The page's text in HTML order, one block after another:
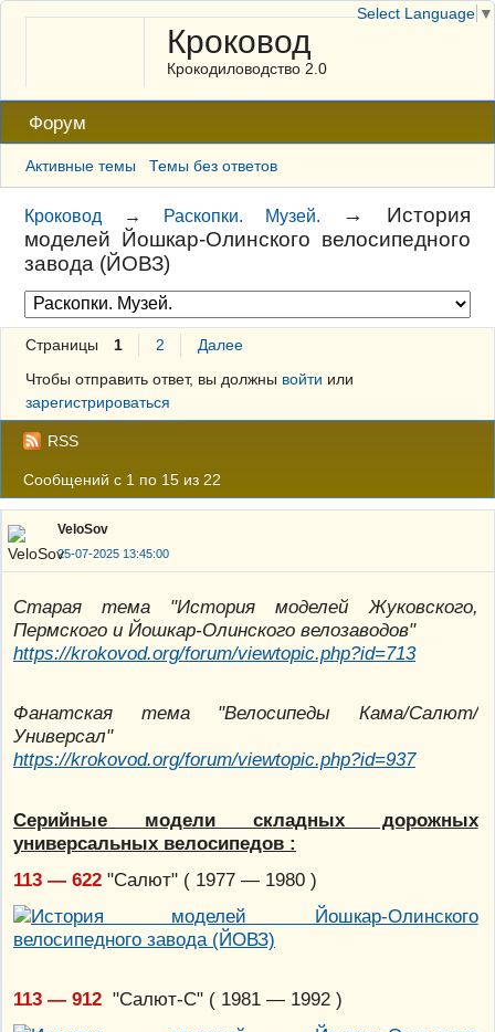
Кроковод
Крокодиловодство 2.0
Форум
Активные темы Темы без ответов
Кроковод → Раскопки. Музей. → История
моделей Йошкар-Олинского велосипедного
завода (ЙОВЗ)
Страницы 1 2
Далее
Чтобы отправить ответ, вы должны войти или
зарегистрироваться
RSS
Сообщений с 1 по 15 из 22
VeloSov
25-07-2025 13:45:00
Старая тема "История моделей Жуковского,
Пермского и Йошкар-Олинского велозаводов"
https://krokovod.org/forum/viewtopic.php?id=713
Фанатская тема "Велосипеды Кама/Салют/
Универсал"
https://krokovod.org/forum/viewtopic.php?id=937
Серийные модели складных дорожных
универсальных велосипедов :
113 — 622 "Салют" ( 1977 — 1980 )
113 — 912 "Салют-С" ( 1981 — 1992 )
Select Language ▼